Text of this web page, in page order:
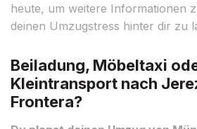
heute, um weitere Informationen
deinen Umzugstress hinter dir zu
Beiladung, Möbeltaxi
Kleintransport nach
Frontera?